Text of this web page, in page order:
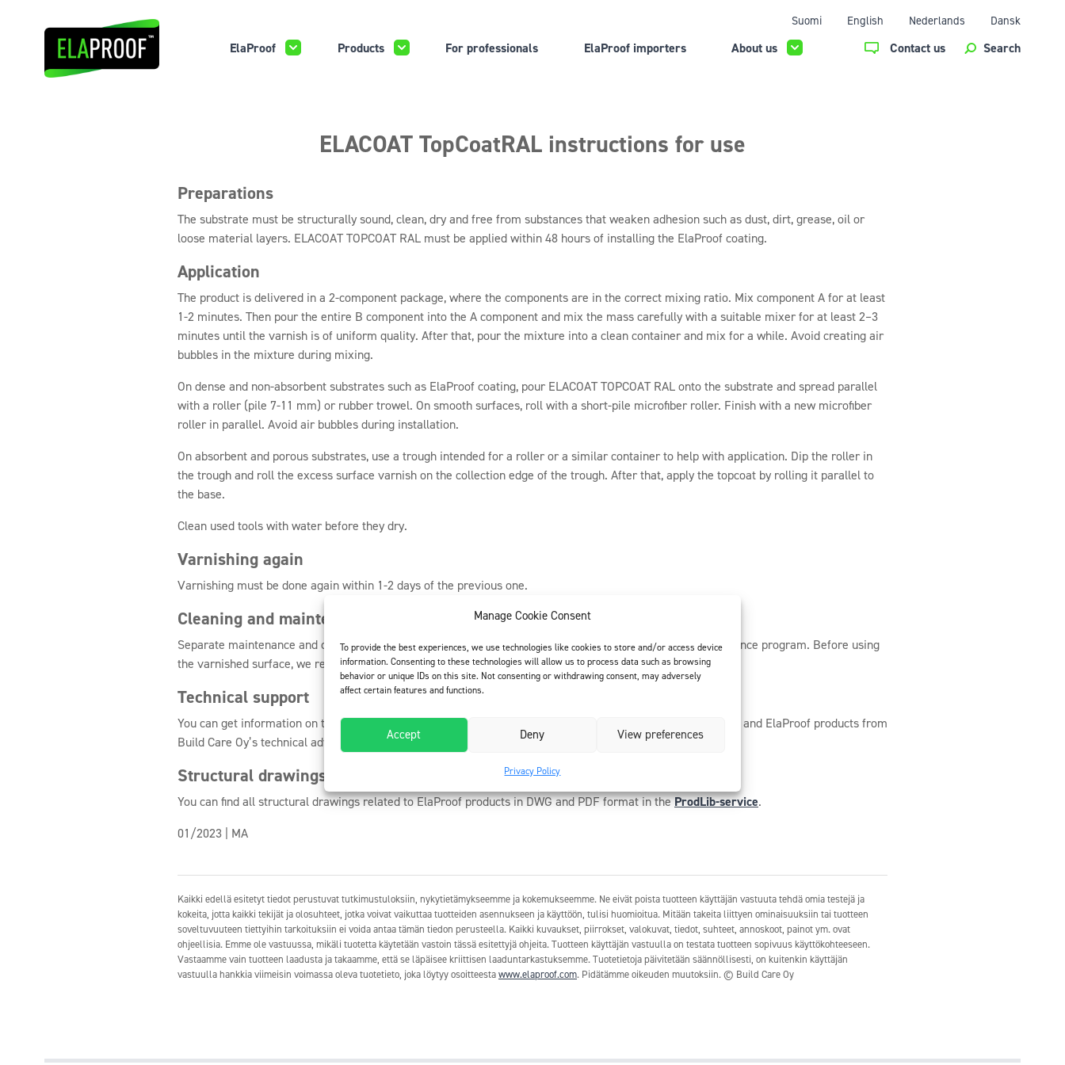
Manage Cookie Consent
To provide the best experiences, we use technologies like cookies to store and/or access device
information. Consenting to these technologies will allow us to process data such as browsing
behavior or unique IDs on this site. Not consenting or withdrawing consent, may adversely
affect certain features and functions.
Accept Deny View preferences
Privacy Policy
Suomi English Nederlands Dansk
ElaProof Products For professionals ElaProof importers About us Contact us Search
ELACOAT TopCoatRAL instructions for use
Preparations
The substrate must be structurally sound, clean, dry and free from substances that weaken adhesion such as dust, dirt, grease, oil or
loose material layers. ELACOAT TOPCOAT RAL must be applied within 48 hours of installing the ElaProof coating.
Application
The product is delivered in a 2-component package, where the components are in the correct mixing ratio. Mix component A for at least
1-2 minutes. Then pour the entire B component into the A component and mix the mass carefully with a suitable mixer for at least 2–3
minutes until the varnish is of uniform quality. After that, pour the mixture into a clean container and mix for a while. Avoid creating air
bubbles in the mixture during mixing.
On dense and non-absorbent substrates such as ElaProof coating, pour ELACOAT TOPCOAT RAL onto the substrate and spread parallel
with a roller (pile 7-11 mm) or rubber trowel. On smooth surfaces, roll with a short-pile microfiber roller. Finish with a new microfiber
roller in parallel. Avoid air bubbles during installation.
On absorbent and porous substrates, use a trough intended for a roller or a similar container to help with application. Dip the roller in
the trough and roll the excess surface varnish on the collection edge of the trough. After that, apply the topcoat by rolling it parallel to
the base.
Clean used tools with water before they dry.
Varnishing again
Varnishing must be done again within 1-2 days of the previous one.
Cleaning and maintenance
Separate maintenance and cleaning instructions available. We recommend regular cleaning and a maintenance program. Before using
the varnished surface, we recommend basic cleaning and maintenance.
Technical support
You can get information on the possibilities of using the systems and detailed advice on the use of ELACOAT and ElaProof products from
Build Care Oy’s technical advice, tel. +358 20 790 2710 or
info@buildcare.fi
Structural drawings
You can find all structural drawings related to ElaProof products in DWG and PDF format in theProdLib-service.
01/2023 | MA
Kaikki edellä esitetyt tiedot perustuvat tutkimustuloksiin, nykytietämykseemme ja kokemukseemme. Ne eivät poista tuotteen käyttäjän vastuuta tehdä omia testejä ja
kokeita, jotta kaikki tekijät ja olosuhteet, jotka voivat vaikuttaa tuotteiden asennukseen ja käyttöön, tulisi huomioitua. Mitään takeita liittyen ominaisuuksiin tai tuotteen
soveltuvuuteen tiettyihin tarkoituksiin ei voida antaa tämän tiedon perusteella. Kaikki kuvaukset, piirrokset, valokuvat, tiedot, suhteet, annoskoot, painot ym. ovat
ohjeellisia. Emme ole vastuussa, mikäli tuotetta käytetään vastoin tässä esitettyjä ohjeita. Tuotteen käyttäjän vastuulla on testata tuotteen sopivuus käyttökohteeseen.
Vastaamme vain tuotteen laadusta ja takaamme, että se läpäisee kriittisen laaduntarkastuksemme. Tuotetietoja päivitetään säännöllisesti, on kuitenkin käyttäjän
vastuulla hankkia viimeisin voimassa oleva tuotetieto, joka löytyy osoitteestawww.elaproof.com. Pidätämme oikeuden muutoksiin. © Build Care Oy